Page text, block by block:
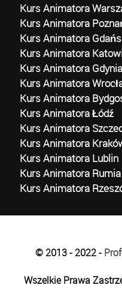
Kurs Animatora
Kurs Animatora
Kurs Animatora
Kurs Animatora
Kurs Animatora Gdynia
Kurs Animatora
Kurs Animatora
Kurs Animatora Łódź
Kurs Animatora
Kurs Animatora
Kurs Animatora Lublin
Kurs Animatora Rumia
Kurs Animatora
© 2013 - 2022 -
Wszelkie Prawa